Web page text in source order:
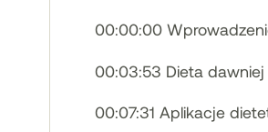
00:00:00
00:03:53 Dieta dawniej
00:07:31 Aplikacje